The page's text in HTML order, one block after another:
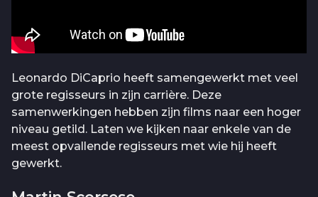
Leonardo DiCaprio heeft samengewerkt met veel
grote regisseurs in zijn carrière. Deze
samenwerkingen hebben zijn films naar een hoger
niveau getild. Laten we kijken naar enkele van de
meest opvallende regisseurs met wie hij heeft
gewerkt.